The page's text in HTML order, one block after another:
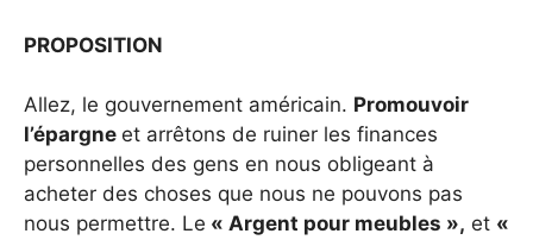
PROPOSITION
Allez, le gouvernement américain. Promouvoir
l’épargne et arrêtons de ruiner les finances
personnelles des gens en nous obligeant à
acheter des choses que nous ne pouvons pas
nous permettre. Le « Argent pour meubles », et «